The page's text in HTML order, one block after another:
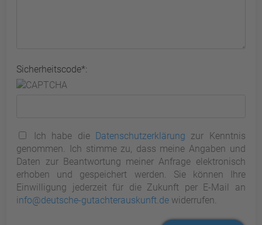
Sicherheitscode*:
Ich habe die Datenschutzerklärung zur Kenntnis
genommen. Ich stimme zu, dass meine Angaben und
Daten zur Beantwortung meiner Anfrage elektronisch
erhoben und gespeichert werden. Sie können Ihre
Einwilligung jederzeit für die Zukunft per E-Mail an
info@deutsche-gutachterauskunft.de widerrufen.